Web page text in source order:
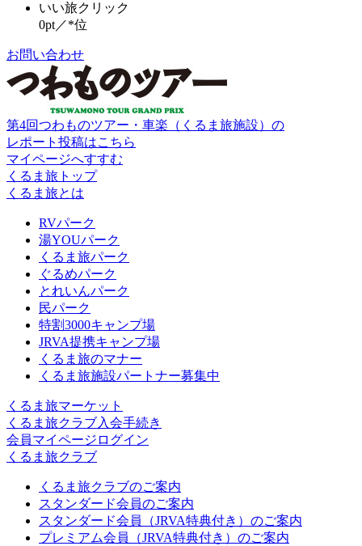
いい旅クリック
0pt／*位
お問い合わせ
第4回つわものツアー・車楽（くるま旅施設）の
レポート投稿はこちら
マイページへすすむ
くるま旅トップ
くるま旅とは
RVパーク
湯YOUパーク
くるま旅パーク
ぐるめパーク
とれいんパーク
民パーク
特割3000キャンプ場
JRVA提携キャンプ場
くるま旅のマナー
くるま旅施設パートナー募集中
くるま旅マーケット
くるま旅クラブ入会手続き
会員マイページログイン
くるま旅クラブ
くるま旅クラブのご案内
スタンダード会員のご案内
スタンダード会員（JRVA特典付き）のご案内
プレミアム会員（JRVA特典付き）のご案内